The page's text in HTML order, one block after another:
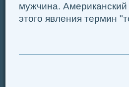
мужчина.
этого явления термин